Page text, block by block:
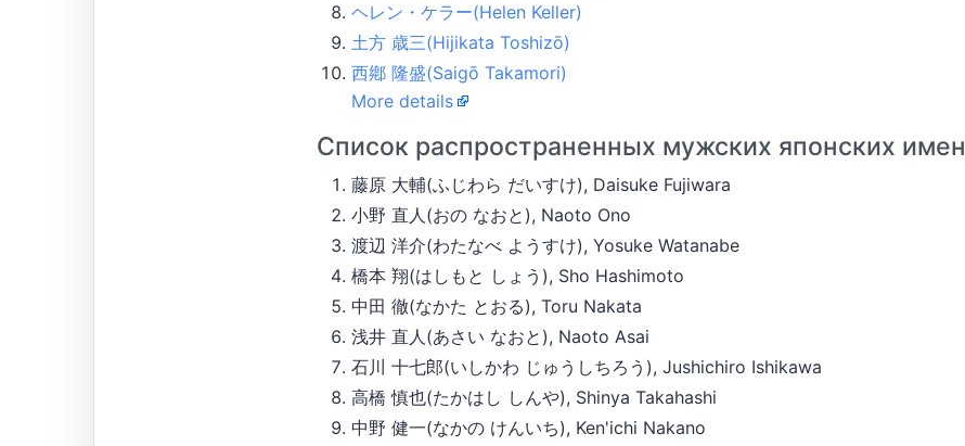
ヘレン・ケラー(Helen Keller)
土方 歳三(Hijikata Toshizō)
西鄕 隆盛(Saigō Takamori)
More details
Список распространенных мужских японских имен
藤原 大輔(ふじわら だいすけ), Daisuke Fujiwara
小野 直人(おの なおと), Naoto Ono
渡辺 洋介(わたなべ ようすけ), Yosuke Watanabe
橋本 翔(はしもと しょう), Sho Hashimoto
中田 徹(なかた とおる), Toru Nakata
浅井 直人(あさい なおと), Naoto Asai
石川 十七郎(いしかわ じゅうしちろう), Jushichiro Ishikawa
高橋 慎也(たかはし しんや), Shinya Takahashi
中野 健一(なかの けんいち), Ken'ichi Nakano